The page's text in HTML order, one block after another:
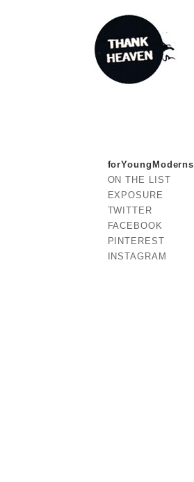
forYoungModerns
ON THE LIST
EXPOSURE
TWITTER
FACEBOOK
PINTEREST
INSTAGRAM